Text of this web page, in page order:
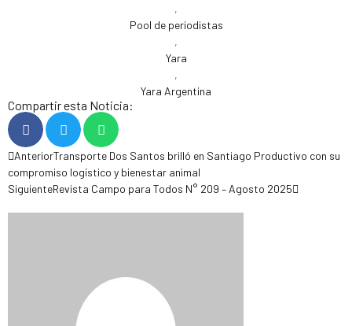
,
Pool de periodistas
,
Yara
,
Yara Argentina
Compartir esta Noticia:
AnteriorTransporte Dos Santos brilló en Santiago Productivo con su
compromiso logístico y bienestar animal
SiguienteRevista Campo para Todos N° 209 – Agosto 2025